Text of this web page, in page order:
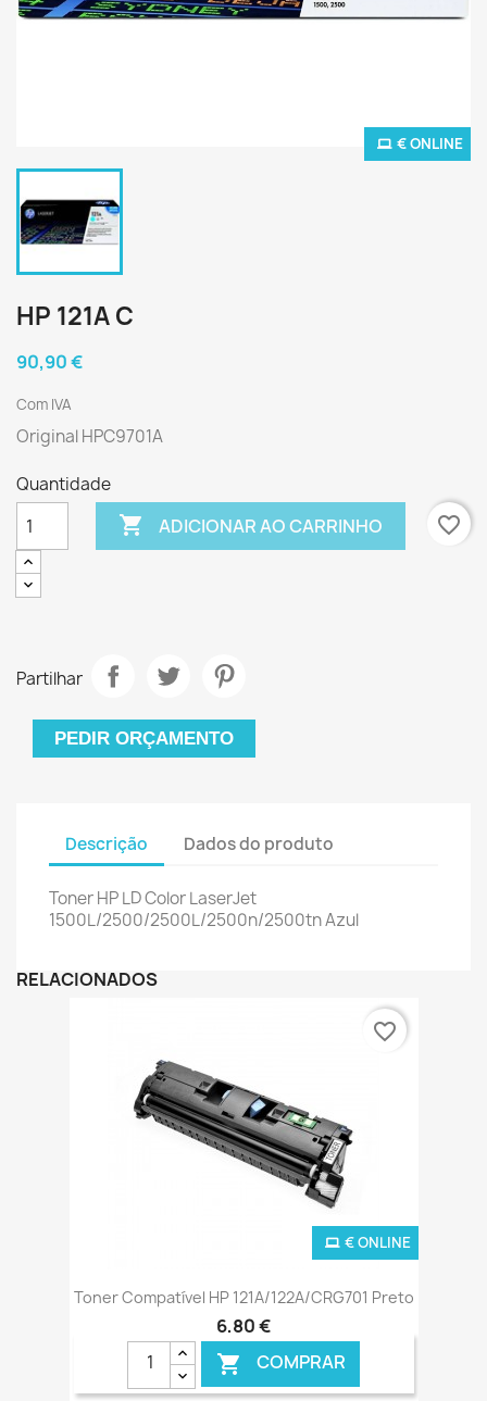
€ ONLINE
HP 121A C
90,90 €
Com IVA
Original HPC9701A
Quantidade
 ADICIONAR AO CARRINHO favorite_border
Partilhar
PEDIR ORÇAMENTO
Descrição Dados do produto
Toner HP LD Color LaserJet
1500L/2500/2500L/2500n/2500tn Azul
RELACIONADOS
Toner Compatível HP 121A/122A/CRG701 Preto
6,80 €
 COMPRAR
€ ONLINE
favorite_border